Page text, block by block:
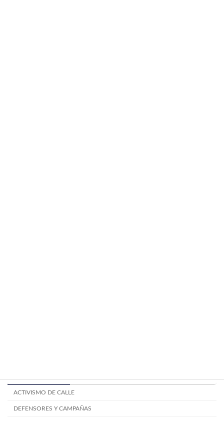
ACTIVISMO DE CALLE
DEFENSORES Y CAMPAÑAS